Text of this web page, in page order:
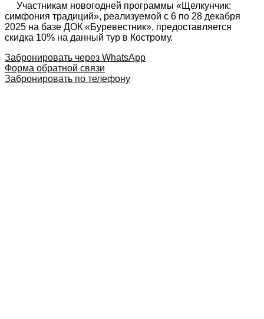
Участникам новогодней программы «Щелкунчик:
симфония традиций», реализуемой с 6 по 28 декабря
2025 на базе ДОК «Буревестник», предоставляется
скидка 10% на данный тур в Кострому.
Забронировать через WhatsApp
Форма обратной связи
Забронировать по телефону